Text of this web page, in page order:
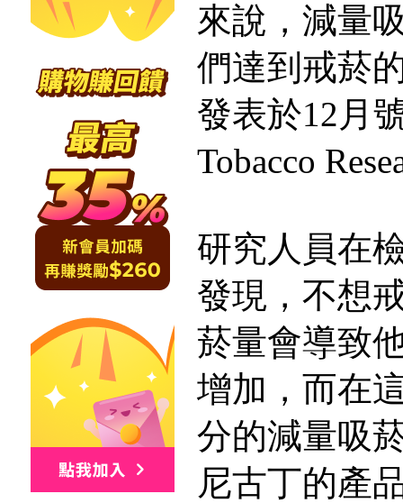
來說，減量
們達到戒菸
發表於12月
Tobacco
研究人員在
發現，不想
菸量會導致
增加，而在
分的減量吸
尼古丁的產